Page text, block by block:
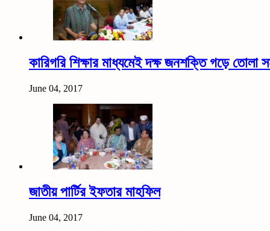
কারিগরি শিক্ষার মাধ্যমেই দক্ষ জনশক্তি গড়ে তোলা
June 04, 2017
জাতীয় পার্টির ইফতার মাহফিল
June 04, 2017